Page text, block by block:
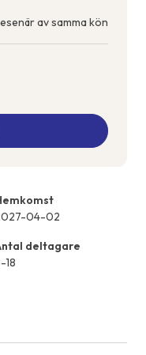
av samma kön
04-02
deltagare
18